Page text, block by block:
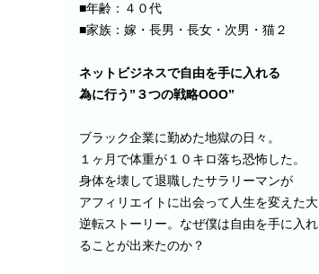
■年齢：４０代
■家族：嫁・長男・長女・次男・猫２
ネットビジネスで自由を手に入れる
為に行う”３つの戦略OOO”
ブラック企業に勤めた地獄の日々。
１ヶ月で体重が１０キロ落ち恐怖した。
身体を壊して退職したサラリーマンが
アフィリエイトに出会って人生を変えた大
逆転ストーリー。なぜ僕は自由を手に入れ
ることが出来たのか？